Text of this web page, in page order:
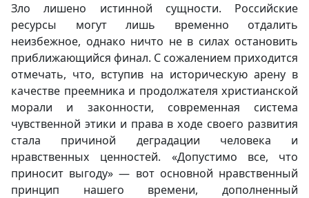
Зло лишено истинной сущности. Российские
ресурсы могут лишь временно отдалить
неизбежное, однако ничто не в силах остановить
приближающийся финал. С сожалением приходится
отмечать, что, вступив на историческую арену в
качестве преемника и продолжателя христианской
морали и законности, современная система
чувственной этики и права в ходе своего развития
стала причиной деградации человека и
нравственных ценностей. «Допустимо все, что
приносит выгоду» — вот основной нравственный
принцип нашего времени, дополненный